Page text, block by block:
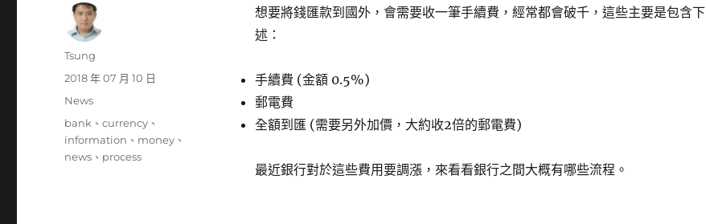
想要將錢匯款到國外，會需要收一筆手續費，經常都會破千，這些主要是包含下
述：
手續費 (金額 0.5%)
郵電費
全額到匯 (需要另外加價，大約收2倍的郵電費)
最近銀行對於這些費用要調漲，來看看銀行之間大概有哪些流程。
作
Tsung
發
期:
2018 年 07 月 10 日
分
類
News
標
籤
bank 、currency 、
information 、 money 、
news 、 process